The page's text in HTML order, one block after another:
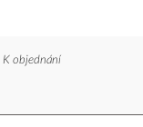
K objednání